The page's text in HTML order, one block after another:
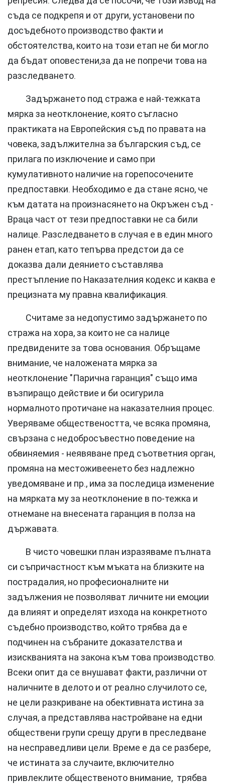
съда се подкрепя и от други, установени по
досъдебното производство факти и
обстоятелства, които на този етап не би могло
да бъдат оповестени,за да не попречи това на
разследването.
Задържането под стража е най-тежката
мярка за неотклонение, която съгласно
практиката на Европейския съд по правата на
човека, задължителна за българския съд, се
прилага по изключение и само при
кумулативното наличие на горепосочените
предпоставки. Необходимо е да стане ясно, че
към датата на произнасянето на Окръжен съд -
Враца част от тези предпоставки не са били
налице. Разследването в случая е в един много
ранен етап, като тепърва предстои да се
доказва дали деянието съставлява
престъпление по Наказателния кодекс и каква е
прецизната му правна квалификация.
Считаме за недопустимо задържането по
стража на хора, за които не са налице
предвидените за това основания. Обръщаме
внимание, че наложената мярка за
неотклонение "Парична гаранция" също има
възпиращо действие и би осигурила
нормалното протичане на наказателния процес.
Уверяваме обществеността, че всяка промяна,
свързана с недобросъвестно поведение на
обвиняемия - неявяване пред съответния орган,
промяна на местоживеенето без надлежно
уведомяване и пр., има за последица изменение
на мярката му за неотклонение в по-тежка и
отнемане на внесената гаранция в полза на
държавата.
В чисто човешки план изразяваме пълната
си съпричастност към мъката на близките на
пострадалия, но професионалните ни
задължения не позволяват личните ни емоции
да влияят и определят изхода на конкретното
съдебно производство, който трябва да е
подчинен на събраните доказателства и
изискванията на закона към това производство.
Всеки опит да се внушават факти, различни от
наличните в делото и от реално случилото се,
не цели разкриване на обективната истина за
случая, а представлява настройване на едни
обществени групи срещу други в преследване
на несправедливи цели. Време е да се разбере,
че истината за случаите, включително
привлеклите общественото внимание, трябва